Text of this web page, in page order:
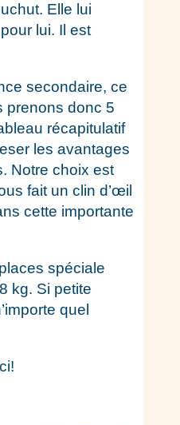
Elle lui
lui. Il est
secondaire, ce
prenons donc 5
récapitulatif
les avantages
Notre choix est
fait un clin d’œil
cette importante
spéciale
kg. Si petite
quel